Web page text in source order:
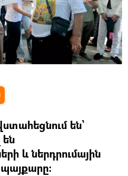
են`
և ներդրումային